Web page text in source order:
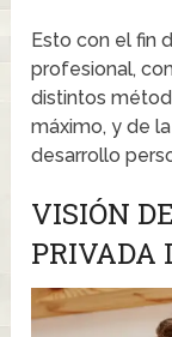
Esto con el fin
profesional,
distintos
máximo, y de
desarrollo
VISIÓN
PRIVADA